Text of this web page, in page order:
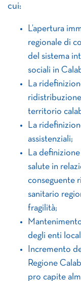
cui:
L’apertura
regionale di
del sistema
sociali in
La
territorio
La
assistenziali;
La
salute in
conseguente
sanitario
fragilità;
degli enti
Incremento
Regione
pro capite